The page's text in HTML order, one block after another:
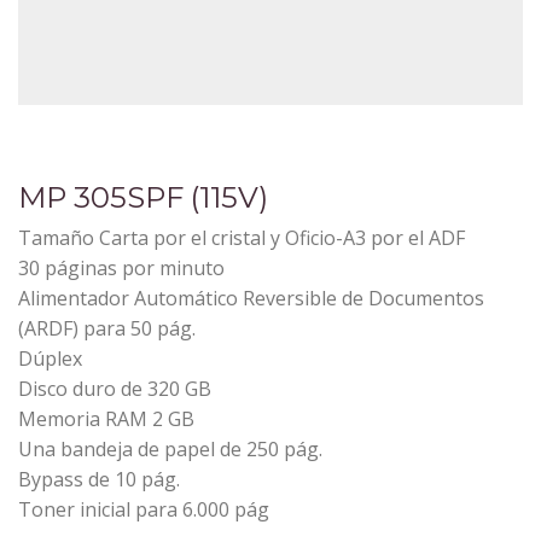
MP 305SPF (115V)
Tamaño Carta por el cristal y Oficio-A3 por el ADF
30 páginas por minuto
Alimentador Automático Reversible de Documentos
(ARDF) para 50 pág.
Dúplex
Disco duro de 320 GB
Memoria RAM 2 GB
Una bandeja de papel de 250 pág.
Bypass de 10 pág.
Toner inicial para 6.000 pág